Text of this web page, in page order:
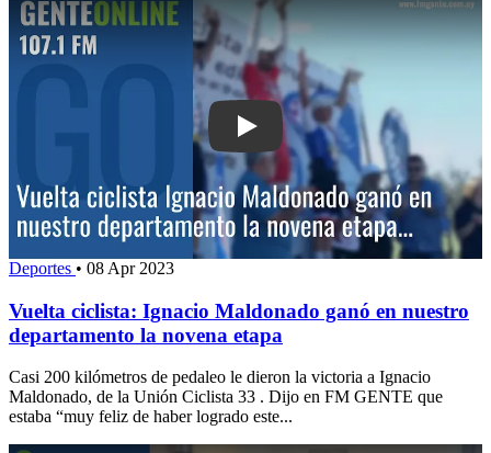
Play: Vuelta ciclista: Ignacio
Deportes • 08 Apr 2023
Vuelta ciclista: Ignacio Maldonado ganó en nuestro
departamento la novena etapa
Casi 200 kilómetros de pedaleo le dieron la victoria a Ignacio
Maldonado, de la Unión Ciclista 33 . Dijo en FM GENTE que
estaba “muy feliz de haber logrado este...